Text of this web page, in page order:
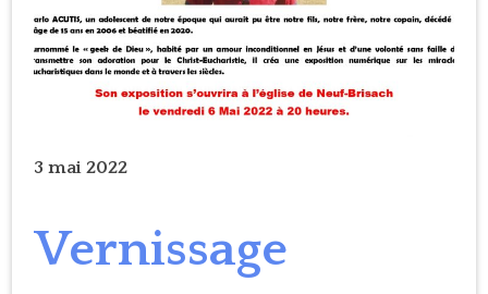
3 mai 2022
Vernissage